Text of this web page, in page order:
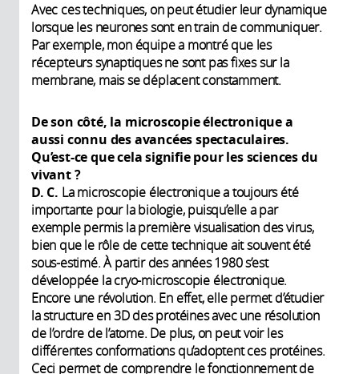
Avec ces techniques, on peut étudier leur dynamique
lorsque les neurones sont en train de communiquer.
Par exemple, mon équipe a montré que les
récepteurs synaptiques ne sont pas fixes sur la
membrane, mais se déplacent constamment.
De son côté, la microscopie électronique a
aussi connu des avancées spectaculaires.
Qu’est-ce que cela signifie pour les sciences du
vivant ?
D. C. La microscopie électronique a toujours été
importante pour la biologie, puisqu’elle a par
exemple permis la première visualisation des virus,
bien que le rôle de cette technique ait souvent été
sous-estimé. À partir des années 1980 s’est
développée la cryo-microscopie électronique.
Encore une révolution. En effet, elle permet d’étudier
la structure en 3D des protéines avec une résolution
de l’ordre de l’atome. De plus, on peut voir les
différentes conformations qu’adoptent ces protéines.
Ceci permet de comprendre le fonctionnement de